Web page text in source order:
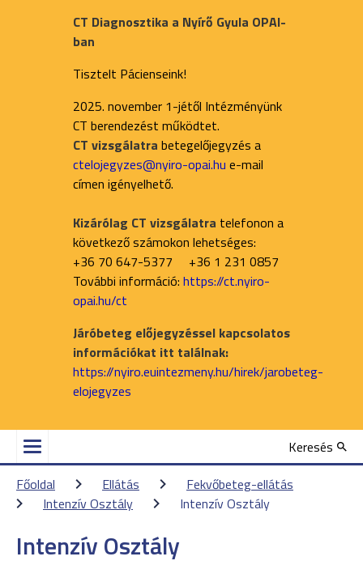
CT Diagnosztika a Nyírő Gyula OPAI-
ban
Tisztelt Pácienseink!
2025. november 1-jétől Intézményünk
CT berendezést működtet.
CT vizsgálatra betegelőjegyzés a
ctelojegyzes@nyiro-opai.hu e-mail
címen igényelhető.
Kizárólag CT vizsgálatra telefonon a
következő számokon lehetséges:
+36 70 647-5377 +36 1 231 0857
További információ: https://ct.nyiro-
opai.hu/ct
Járóbeteg előjegyzéssel kapcsolatos
információkat itt találnak:
https://nyiro.euintezmeny.hu/hirek/jarobeteg-
elojegyzes
Keresés
Főoldal
Ellátás
Fekvőbeteg-ellátás
Intenzív Osztály
Intenzív Osztály
Intenzív Osztály